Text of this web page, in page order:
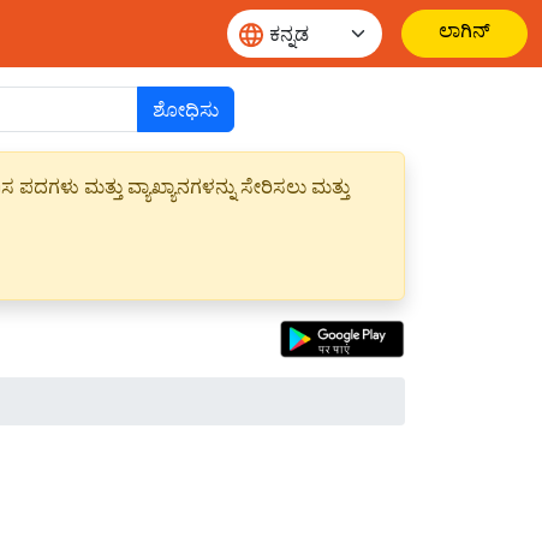
ಲಾಗಿನ್
ಶೋಧಿಸು
ಮತ್ತು ವ್ಯಾಖ್ಯಾನಗಳನ್ನು ಸೇರಿಸಲು ಮತ್ತು